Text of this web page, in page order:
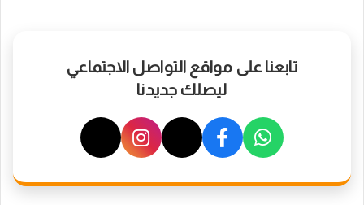
تابعنا على مواقع التواصل الاجتماعي
ليصلك جديدنا